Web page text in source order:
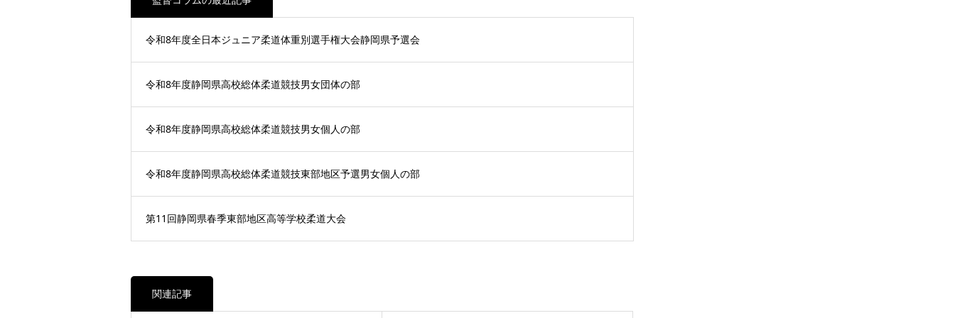
令和8年度全日本ジュニア柔道体重別選手権大会静岡県予選会
令和8年度静岡県高校総体柔道競技男女団体の部
令和8年度静岡県高校総体柔道競技男女個人の部
令和8年度静岡県高校総体柔道競技東部地区予選男女個人の部
第11回静岡県春季東部地区高等学校柔道大会
関連記事